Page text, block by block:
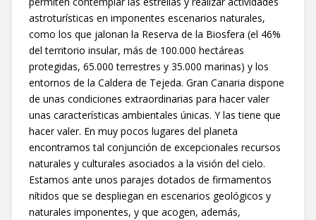
astroturísticas en imponentes escenarios naturales,
como los que jalonan la Reserva de la Biosfera (el 46%
del territorio insular, más de 100.000 hectáreas
protegidas, 65.000 terrestres y 35.000 marinas) y los
entornos de la Caldera de Tejeda. Gran Canaria dispone
de unas condiciones extraordinarias para hacer valer
unas características ambientales únicas. Y las tiene que
hacer valer. En muy pocos lugares del planeta
encontramos tal conjunción de excepcionales recursos
naturales y culturales asociados a la visión del cielo.
Estamos ante unos parajes dotados de firmamentos
nítidos que se despliegan en escenarios geológicos y
naturales imponentes, y que acogen, además,